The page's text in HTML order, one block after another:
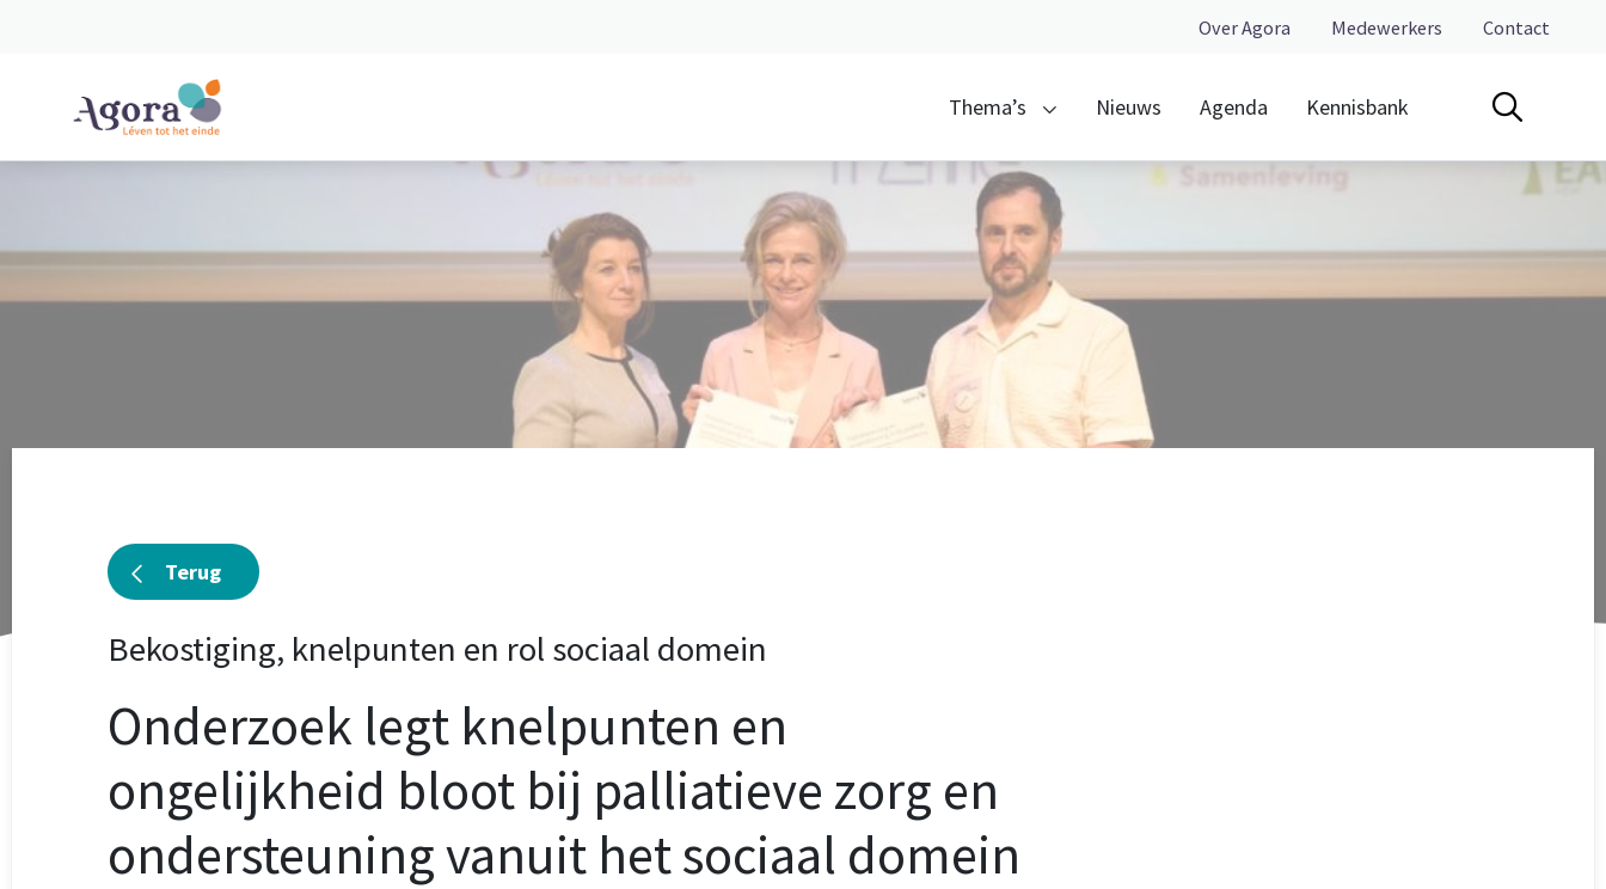
Over Agora Medewerkers Contact
Thema’s Nieuws Agenda Kennisbank
Terug
Bekostiging, knelpunten en rol sociaal domein
Onderzoek legt knelpunten en
ongelijkheid bloot bij palliatieve zorg en
ondersteuning vanuit het sociaal domein